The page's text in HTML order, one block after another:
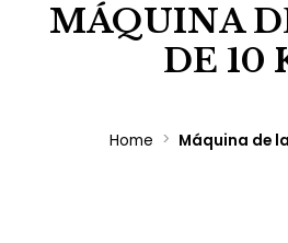
MÁQUINA
DE 10
Home Máquina de